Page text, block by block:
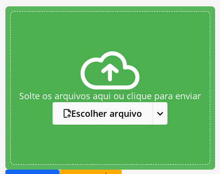
Solte os arquivos aqui ou clique para enviar
Escolher arquivo